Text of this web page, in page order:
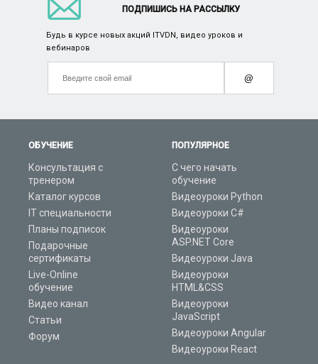
ОБУЧЕНИЕ
Консультация с
тренером
Каталог курсов
IT специальности
Планы подписок
Подарочные
сертификаты
Live-Online
обучение
Видео канал
Статьи
Форум
ПОПУЛЯРНОЕ
С чего начать
обучение
Видеоуроки Python
Видеоуроки C#
Видеоуроки
ASP.NET Core
Видеоуроки Java
Видеоуроки
HTML&CSS
Видеоуроки
JavaScript
Видеоуроки Angular
Видеоуроки React
ПОДПИШИСЬ НА РАССЫЛКУ
Будь в курсе новых акций ITVDN, видео уроков и
вебинаров
@